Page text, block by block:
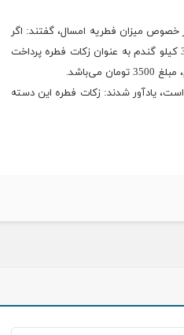
خصوص میزان فطریه امسال، گفتند: اگر
عنوان زکات فطره پرداخت
یادآور شدند: زکات فطره این دسته